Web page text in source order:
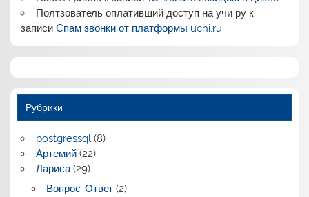
Полтзователь оплативший доступ на учи рук
записиСпам звонки от платформы uchi.ru
Рубрики
postgressql(8)
Артемий(22)
Лариса(29)
Вопрос-Ответ(2)